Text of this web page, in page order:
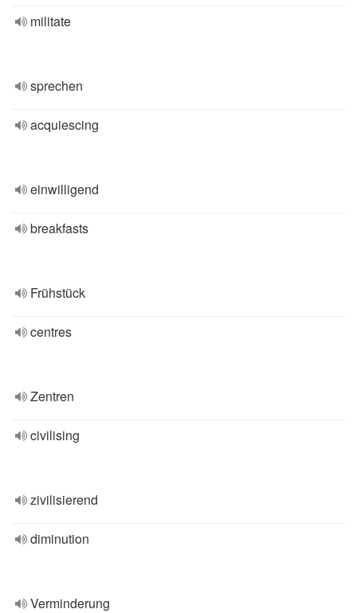
militate
sprechen
acquiescing
einwilligend
breakfasts
Frühstück
centres
Zentren
civilising
zivilisierend
diminution
Verminderung